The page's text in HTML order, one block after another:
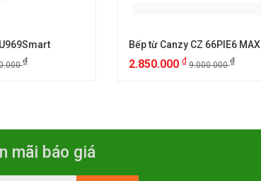
₫
Bếp từ Canzy CZ 66PIE6 MAX
2.850.000 ₫ 9.000.000₫
mãi báo giá